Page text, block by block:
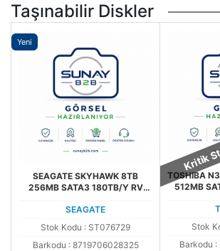
Taşınabilir Diskler
Yeni
SEAGATE SKYHAWK 8TB
256MB SATA3 180TB/Y RV
SEAGATE
Stok Kodu : ST076729
Barkodu : 8719706028325
Kritik
TOSHIBA
512MB
Stok
Barkodu